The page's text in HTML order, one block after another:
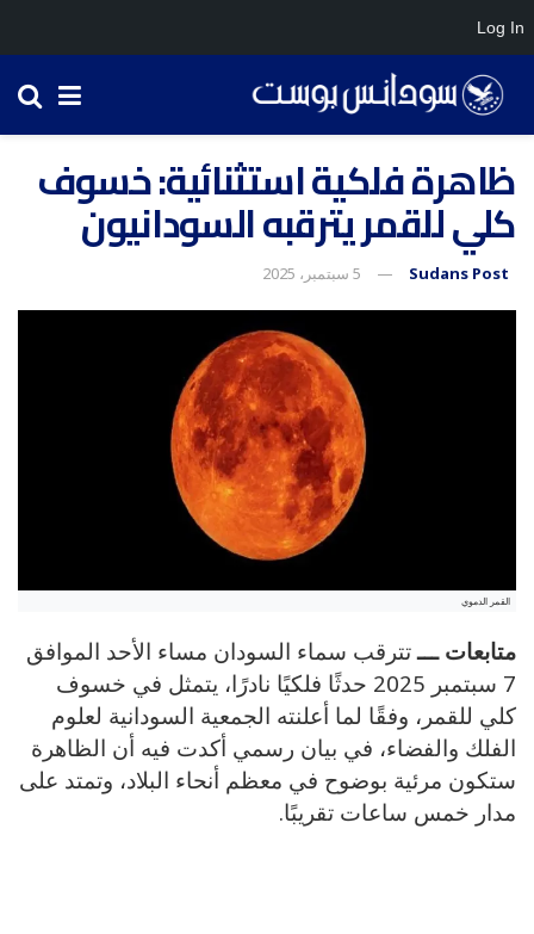
ظاهرة فلكية استثنائية: خسوف
كلي للقمر يترقبه السودانيون
Sudans Post 5 سبتمبر، 2025
القمر الدموي
متابعات ـــتترقب سماء السودان مساء الأحد الموافق
7 سبتمبر 2025 حدثًا فلكيًا نادرًا، يتمثل في خسوف
كلي للقمر، وفقًا لما أعلنته الجمعية السودانية لعلوم
الفلك والفضاء، في بيان رسمي أكدت فيه أن الظاهرة
ستكون مرئية بوضوح في معظم أنحاء البلاد، وتمتد على
مدار خمس ساعات تقريبًا.
Log In